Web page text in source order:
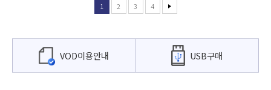
1 2 3 4
VOD이용안내 USB구매